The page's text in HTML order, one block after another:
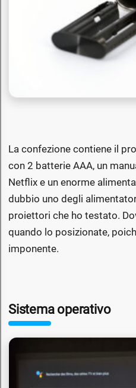
La confezione contiene il
con 2 batterie AAA, un
Netflix e un enorme
dubbio uno degli
proiettori che ho testato.
quando lo posizionate,
imponente.
Sistema operativo